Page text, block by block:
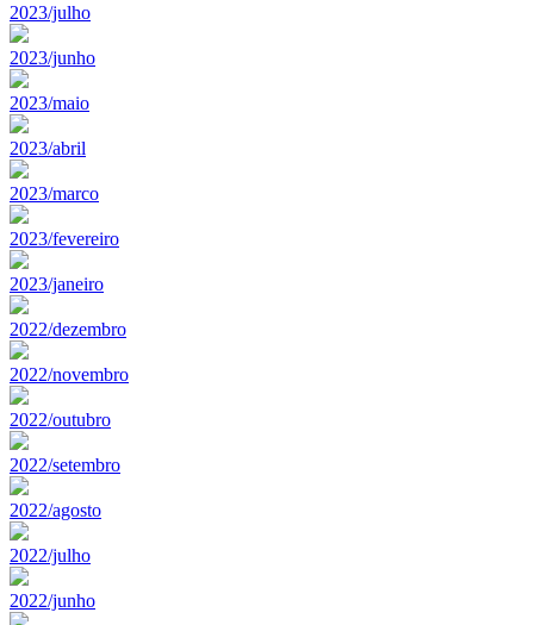
2023/julho
2023/junho
2023/maio
2023/abril
2023/marco
2023/fevereiro
2023/janeiro
2022/dezembro
2022/novembro
2022/outubro
2022/setembro
2022/agosto
2022/julho
2022/junho